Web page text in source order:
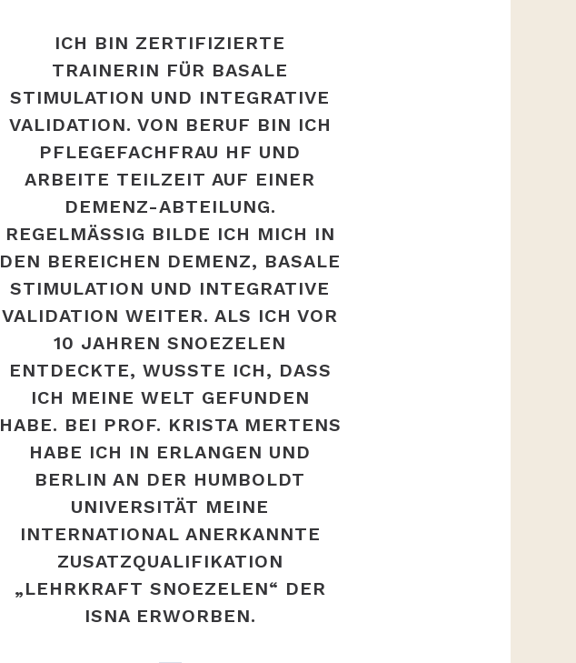
ICH BIN ZERTIFIZIERTE
TRAINERIN FÜR BASALE
STIMULATION UND INTEGRATIVE
VALIDATION. VON BERUF BIN ICH
PFLEGEFACHFRAU HF UND
ARBEITE TEILZEIT AUF EINER
DEMENZ-ABTEILUNG.
REGELMÄSSIG BILDE ICH MICH IN
DEN BEREICHEN DEMENZ, BASALE
STIMULATION UND INTEGRATIVE
VALIDATION WEITER. ALS ICH VOR
10 JAHREN SNOEZELEN
ENTDECKTE, WUSSTE ICH, DASS
ICH MEINE WELT GEFUNDEN
HABE. BEI PROF. KRISTA MERTENS
HABE ICH IN ERLANGEN UND
BERLIN AN DER HUMBOLDT
UNIVERSITÄT MEINE
INTERNATIONAL ANERKANNTE
ZUSATZQUALIFIKATION
„LEHRKRAFT SNOEZELEN“ DER
ISNA ERWORBEN.